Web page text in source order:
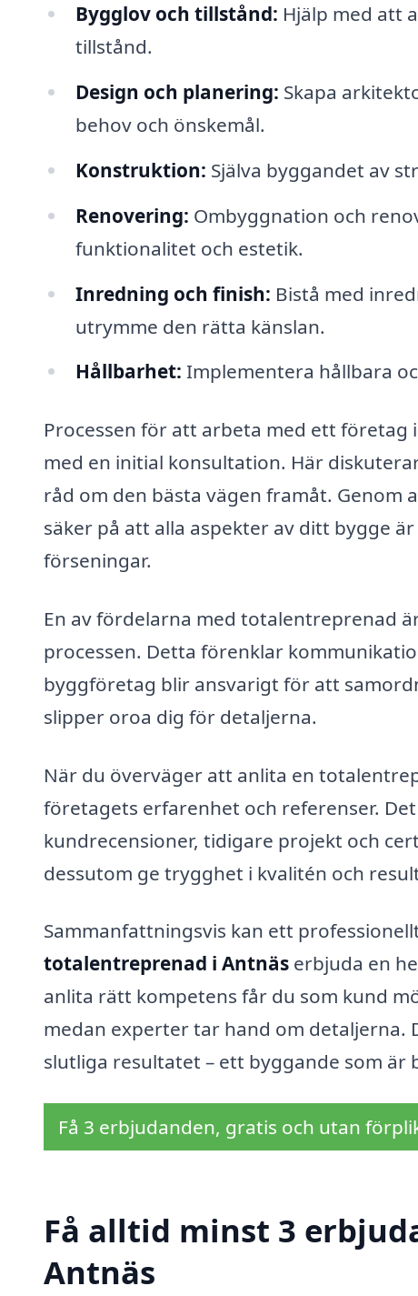
Bygglov och tillstånd: Hjälp med att
tillstånd.
Design och planering: Skapa
behov och önskemål.
Konstruktion: Själva byggandet av
Renovering: Ombyggnation och
funktionalitet och estetik.
Inredning och finish: Bistå med
utrymme den rätta känslan.
Hållbarhet: Implementera hållbara
Processen för att arbeta med ett företag
med en initial konsultation. Här
råd om den bästa vägen framåt.
säker på att alla aspekter av ditt bygge
förseningar.
En av fördelarna med totalentreprenad
processen. Detta förenklar
byggföretag blir ansvarigt för att
slipper oroa dig för detaljerna.
När du överväger att anlita en
företagets erfarenhet och referenser.
kundrecensioner, tidigare projekt och
dessutom ge trygghet i kvalitén och
Sammanfattningsvis kan ett
totalentreprenad i Antnäs erbjuda en
anlita rätt kompetens får du som kund
medan experter tar hand om detaljerna.
slutliga resultatet – ett byggande som
Få 3 erbjudanden, gratis och utan
Få alltid minst 3
Antnäs